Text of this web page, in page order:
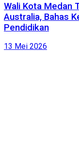
Wali Kota Medan
Australia, Bahas
Pendidikan
13 Mei 2026